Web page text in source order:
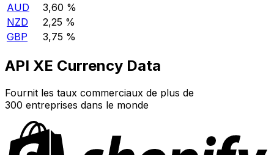
AUD
3,60 %
NZD
2,25 %
GBP
3,75 %
API XE Currency Data
Fournit les taux commerciaux de plus de
300 entreprises dans le monde